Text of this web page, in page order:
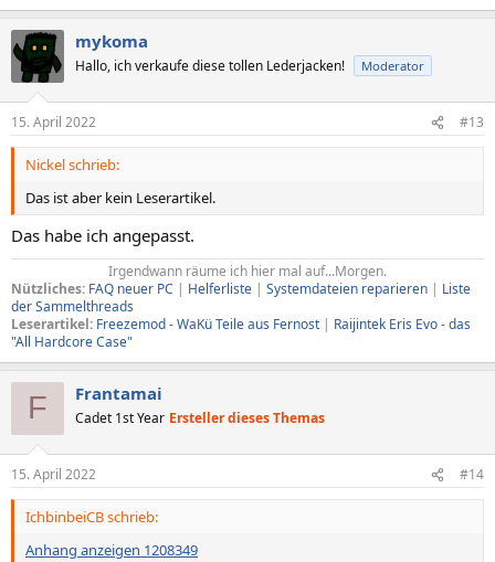
mykoma
Hallo, ich verkaufe diese tollen Lederjacken! Moderator
15. April 2022 #13
Nickel schrieb:
Das ist aber kein Leserartikel.
Das habe ich angepasst.
Irgendwann räume ich hier mal auf...Morgen.​
Nützliches: FAQ neuer PC | Helferliste | Systemdateien reparieren | Liste
der Sammelthreads
Leserartikel: Freezemod - WaKü Teile aus Fernost | Raijintek Eris Evo - das
"All Hardcore Case"
F Frantamai
Cadet 1st Year Ersteller dieses Themas
15. April 2022 #14
IchbinbeiCB schrieb:
Anhang anzeigen 1208349